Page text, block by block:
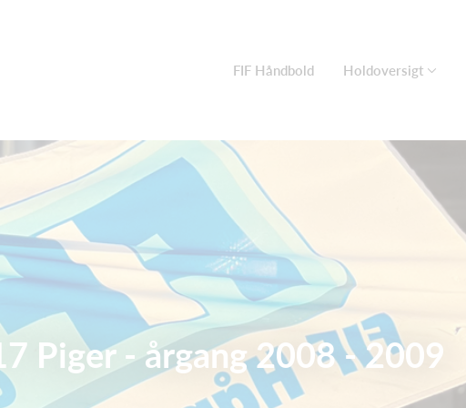
FIF Håndbold Holdoversigt
Piger - årgang 2008 - 2009